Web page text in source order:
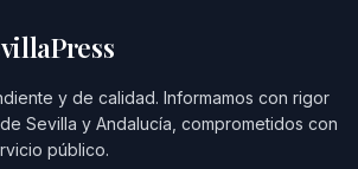
y de calidad. Informamos con rigor
Sevilla y Andalucía, comprometidos con
público.